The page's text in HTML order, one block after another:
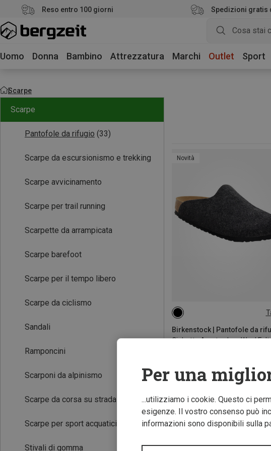
Reso entro 100 giorni Spedizioni gratis
Uomo Donna Bambino Attrezzatura Marchi Outlet Sport
Scarpe
Scarpe
Pantofole da rifugio (33)
Scarpe da escursionismo e trekking
Scarpe avvicinamento
Scarpe per trail running
Scarpette da arrampicata
Scarpe barefoot
Scarpe per il tempo libero
Scarpe da ciclismo
Sandali
Ramponcini
Scarponi da alpinismo
Scarpe da corsa su strada
Scarpe per sport acquatici
Stivali di gomma
Novità
Birkenstock | Pantofole da
Ciabatte Amsterdam Wool Felt
Per una
...utilizziamo i cookie. Questo ci
esigenze. Il vostro consenso può
informazioni sono disponibili sulla